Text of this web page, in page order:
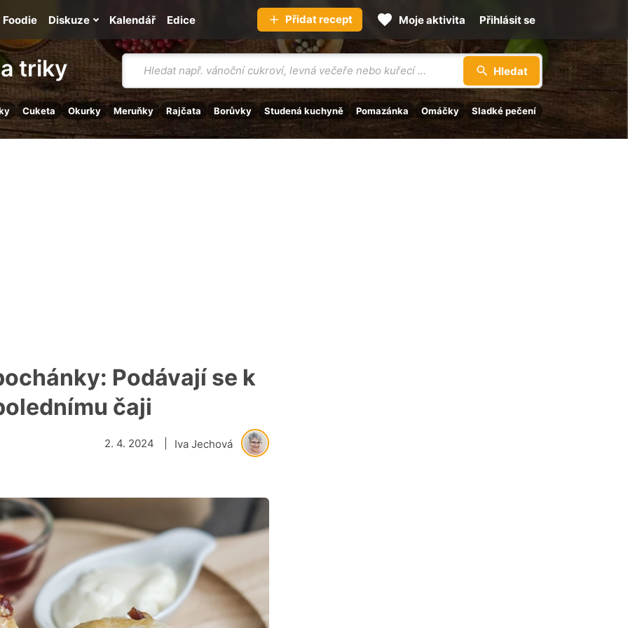
triky
Vyhledávání
Hledat
Cuketa Okurky Meruňky Rajčata Borůvky Studená kuchyně Pomazánka Omáčky Sladké pečení
Kalendář
Foodie Diskuze Edice Přidat recept Moje aktivita Přihlásit se
Podávají se k
čaji
Iva Jechová
2. 4. 2024